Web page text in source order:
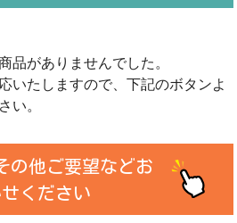
品がありませんでした。
いたしますので、下記のボタンよ
い。
の他ご要望などお
せください